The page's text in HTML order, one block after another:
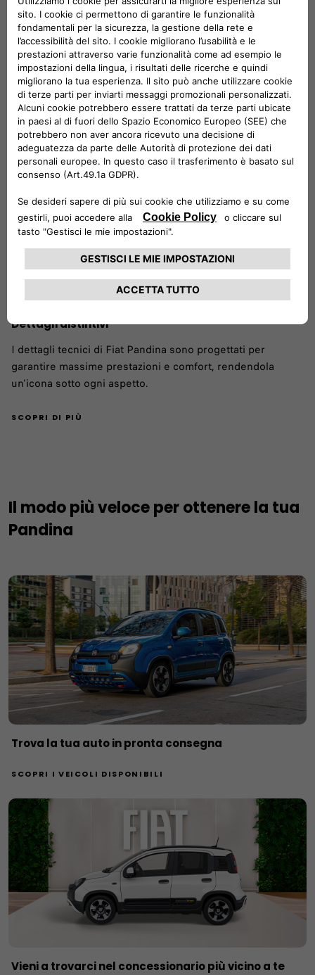
Sistema infotainment multimediale
Touchscreen intuitivo, connessione wireless e un'ampia
gamma di app integrate per un'esperienza di guida
moderna e interattiva.
SCOPRI DI PIÙ
Dettagli distintivi
I dettagli tecnici di Fiat Pandina sono progettati per
garantire massime prestazioni e comfort, rendendola
un'icona sotto ogni aspetto.
SCOPRI DI PIÙ
Il modo più veloce per ottenere la tua
Pandina
Trova la tua auto in pronta consegna
SCOPRI I VEICOLI DISPONIBILI
Vieni a trovarci nel concessionario più vicino a te